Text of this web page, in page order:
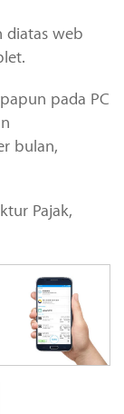
diatas web
pada PC
bulan,
Pajak,